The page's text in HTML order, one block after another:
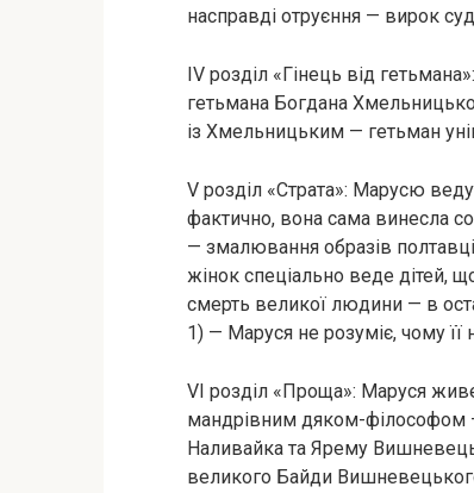
насправді отруєння — вирок
IV розділ «Гінець від
гетьмана Богдана
із Хмельницьким — гетьман
V розділ «Страта»: Марусю
фактично, вона сама винесла
— змалювання образів
жінок спеціально веде дітей,
смерть великої людини — в
1) — Маруся не розуміє, чому її
VI розділ «Проща»: Маруся
мандрівним дяком-філософом
Наливайка та Ярему
великого Байди